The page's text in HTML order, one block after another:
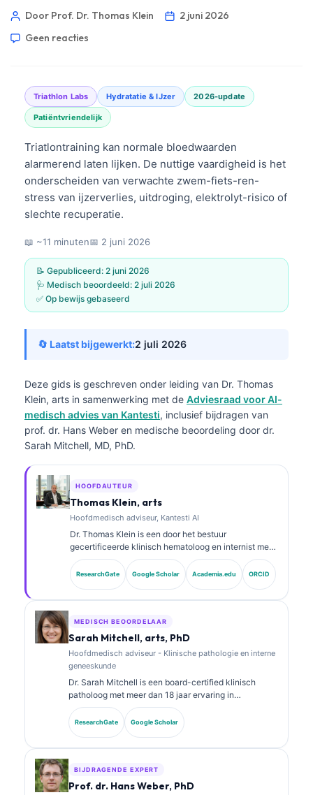
Door Prof. Dr. Thomas Klein
2 juni 2026
Geen reacties
Triathlon Labs Hydratatie & IJzer 2026-update
Patiëntvriendelijk
Triatlontraining kan normale bloedwaarden
alarmerend laten lijken. De nuttige vaardigheid is het
onderscheiden van verwachte zwem-fiets-ren-
stress van ijzerverlies, uitdroging, elektrolyt-risico of
slechte recuperatie.
📖 ~11 minuten📅 2 juni 2026
📝 Gepubliceerd: 2 juni 2026
🩺 Medisch beoordeeld: 2 juli 2026
✅ Op bewijs gebaseerd
🔄 Laatst bijgewerkt:2 juli 2026
Deze gids is geschreven onder leiding van Dr. Thomas
Klein, arts in samenwerking met de Adviesraad voor AI-
medisch advies van Kantesti, inclusief bijdragen van
prof. dr. Hans Weber en medische beoordeling door dr.
Sarah Mitchell, MD, PhD.
HOOFDAUTEUR
Thomas Klein, arts
Hoofdmedisch adviseur, Kantesti AI
Dr. Thomas Klein is een door het bestuur
gecertificeerde klinisch hematoloog en internist met
meer dan 15 jaar ervaring in
laboratoriumgeneeskunde en door AI ondersteunde
klinische analyse. Als Chief Medical Officer bij
netwerk. Dr. Klein heeft uitgebreid gepubliceerd over
interpretatie van biomarkers en
laboratoriumgeneeskunde.
ResearchGate Google Scholar Academia.edu ORCID
MEDISCH BEOORDELAAR
Sarah Mitchell, arts, PhD
Hoofdmedisch adviseur - Klinische pathologie en interne
geneeskunde
Dr. Sarah Mitchell is een board-certified klinisch
patholoog met meer dan 18 jaar ervaring in
laboratoriumgeneeskunde en diagnostische analyse.
Zij heeft specialisatiecertificeringen in klinische
chemie en heeft uitgebreid gepubliceerd over
ResearchGate Google Scholar
BIJDRAGENDE EXPERT
Prof. dr. Hans Weber, PhD